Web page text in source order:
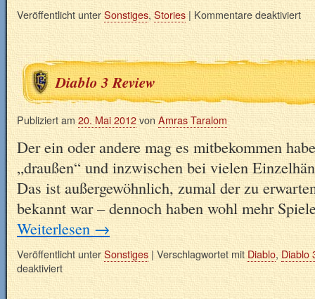
Veröffentlicht unterSonstiges,Stories | Kommentare deaktiviert
Diablo 3 Review
Publiziert am 20. Mai 2012von Amras Taralom
Der ein oder andere mag es mitbekommen
„draußen“ und inzwischen bei vielen
Das ist außergewöhnlich, zumal der zu
bekannt war – dennoch haben wohl mehr
Weiterlesen →
Veröffentlicht unterSonstiges | Verschlagwortet mit Diablo, Diablo
deaktiviert